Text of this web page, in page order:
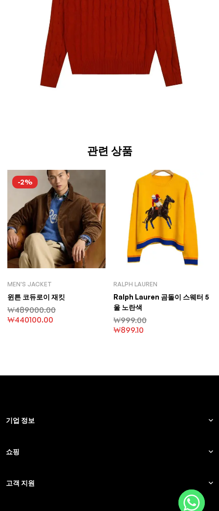
관련 상품
-2%
MEN'S JACKET
윈튼 코듀로이 재킷
₩489000.00
₩440100.00
RALPH LAUREN
Ralph Lauren 곰돌이 스웨터 5
울 노란색
₩999.00
₩899.10
기업 정보
쇼핑
고객 지원